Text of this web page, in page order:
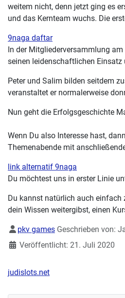
weitem nicht, denn jetzt ging es
und das Kernteam wuchs. Die
9naga daftar
In der Mitgliederversammlung
seinen leidenschaftlichen Einsatz
Peter und Salim bilden seitdem
veranstaltet er normalerweise
Nun geht die Erfolgsgeschichte
Wenn Du also Interesse hast,
Themenabende mit
link alternatif 9naga
Du möchtest uns in erster Linie
Du kannst natürlich auch einfach
dein Wissen weitergibst, einen
Details
pkv games Geschrieben von:
Veröffentlicht: 21. Juli 2020
judislots.net